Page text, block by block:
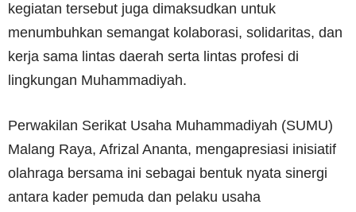
kegiatan tersebut juga dimaksudkan untuk
menumbuhkan semangat kolaborasi, solidaritas, dan
kerja sama lintas daerah serta lintas profesi di
lingkungan Muhammadiyah.
Perwakilan Serikat Usaha Muhammadiyah (SUMU)
Malang Raya, Afrizal Ananta, mengapresiasi inisiatif
olahraga bersama ini sebagai bentuk nyata sinergi
antara kader pemuda dan pelaku usaha